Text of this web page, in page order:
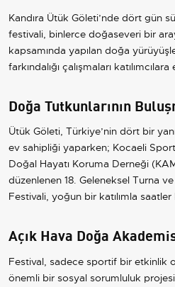
Kandıra Ütük Göleti’nde dört gün
festivali, binlerce doğaseveri bir
kapsamında yapılan doğa
farkındalığı çalışmaları
Doğa Tutkunlarının
Ütük Göleti, Türkiye’nin dört bir
ev sahipliği yaparken; Kocaeli
Doğal Hayatı Koruma Derneği
düzenlenen 18. Geleneksel Turna
Festivali, yoğun bir katılımla
Açık Hava Doğa
Festival, sadece sportif bir etkinlik
önemli bir sosyal sorumluluk projesi